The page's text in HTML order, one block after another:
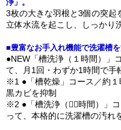
浄」。
3枚の大きな羽根と3個の突起
立体水流を起こし、しっかり
■豊富なお手入れ機能で洗濯槽を
●NEW「槽洗浄（１時間）」
て、月1回・わずか1時間で手
※1 ●「槽乾燥」コース／約１
黒カビを抑制
※2 ●「槽洗浄（􏚲􏚲時間）」
って、本格的に洗濯槽の汚れ